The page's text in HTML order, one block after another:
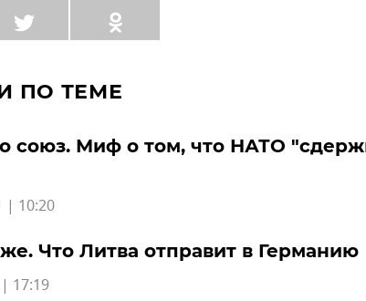
ПО ТЕМЕ
союз. Миф о том, что НАТО
| 10:20
Что Литва отправит в Германию
17:19